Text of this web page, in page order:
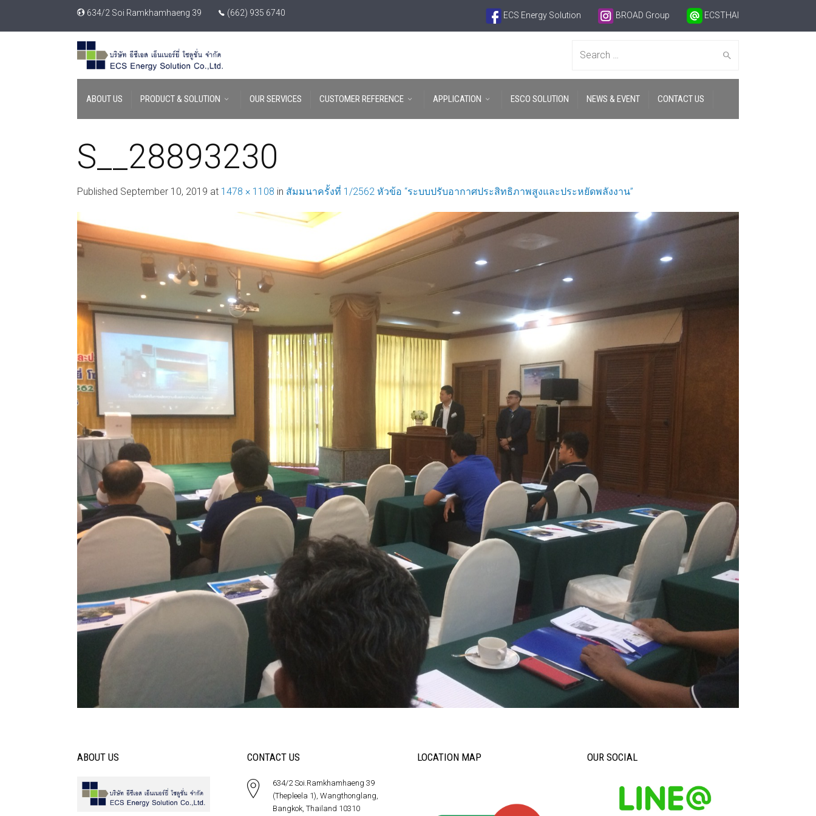
634/2 Soi Ramkhamhaeng 39 (662) 935 6740 ECS Energy Solution BROAD Group ECSTHAI
Search
for:
ABOUT US PRODUCT & SOLUTION OUR SERVICES CUSTOMER REFERENCE APPLICATION ESCO SOLUTION NEWS & EVENT CONTACT US
S__28893230
Published September 10, 2019 at 1478 × 1108 in สัมมนาครั้งที่ 1/2562 หัวข้อ “ระบบปรับอากาศประสิทธิภาพสูงและประหยัดพลังงาน”
ABOUT US CONTACT US
634/2 Soi.Ramkhamhaeng 39
(Thepleela 1), Wangthonglang,
Bangkok, Thailand 10310
LOCATION MAP OUR SOCIAL